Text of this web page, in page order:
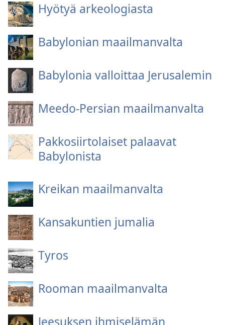
Hyötyä arkeologiasta
Babylonian maailmanvalta
Babylonia valloittaa Jerusalemin
Meedo-Persian maailmanvalta
Pakkosiirtolaiset palaavat
Babylonista
Kreikan maailmanvalta
Kansakuntien jumalia
Tyros
Rooman maailmanvalta
Jeesuksen ihmiselämän